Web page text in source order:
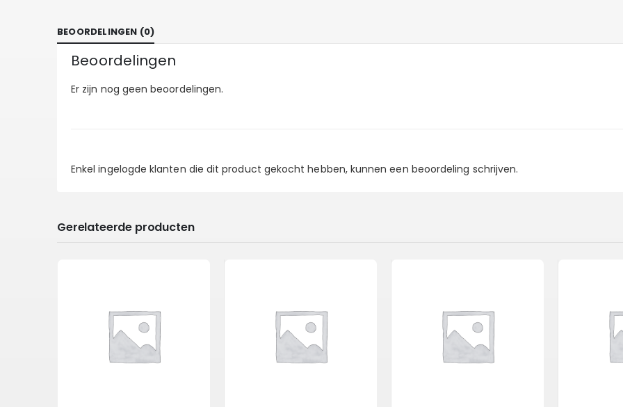
BEOORDELINGEN (0)
Beoordelingen
Er zijn nog geen beoordelingen.
Enkel ingelogde klanten die dit product gekocht hebben, kunnen een beoordeling schrijven.
Gerelateerde producten